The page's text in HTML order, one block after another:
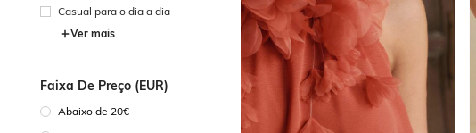
Casual para o dia a dia
Ver mais
Faixa De Preço (EUR)
Abaixo de 20€